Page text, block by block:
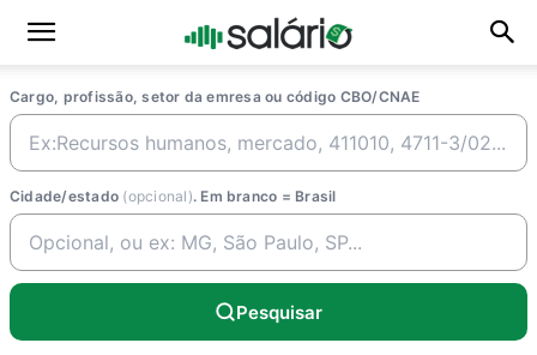
Cargo, profissão, setor da emresa ou código CBO/CNAE
Cidade/estado (opcional). Em branco = Brasil
Pesquisar